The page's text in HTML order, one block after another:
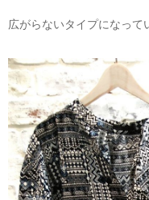
広がらないタイプになっ